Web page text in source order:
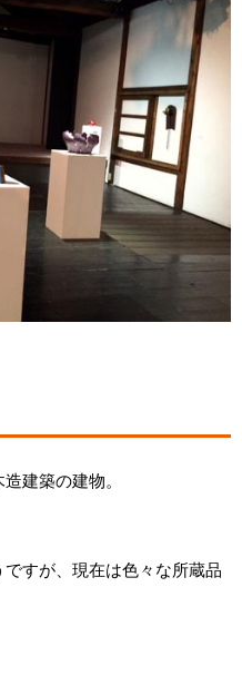
建築の建物。
すが、現在は色々な所蔵品